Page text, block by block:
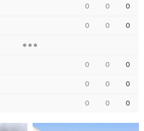
0 0 0
0 0 0
0 0 0
0 0 0
0 0 0